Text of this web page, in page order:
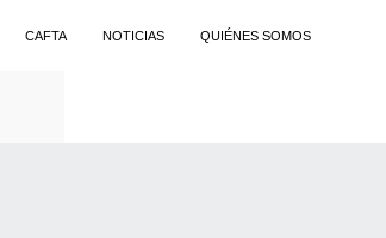
CAFTA NOTICIAS QUIÉNES SOMOS